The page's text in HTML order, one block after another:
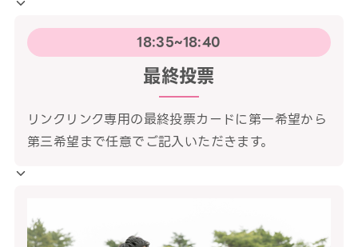
18:35~18:40
最終投票
リンクリンク専用の最終投票カードに第一希望から
第三希望まで任意でご記入いただきます。